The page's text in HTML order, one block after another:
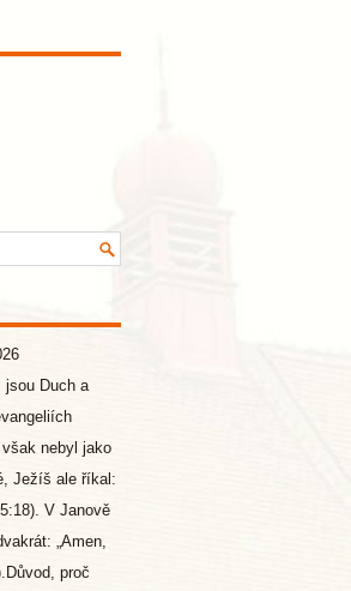
jsou Duch a
však nebyl jako
Ježíš ale říkal:
V Janově
„Amen,
proč